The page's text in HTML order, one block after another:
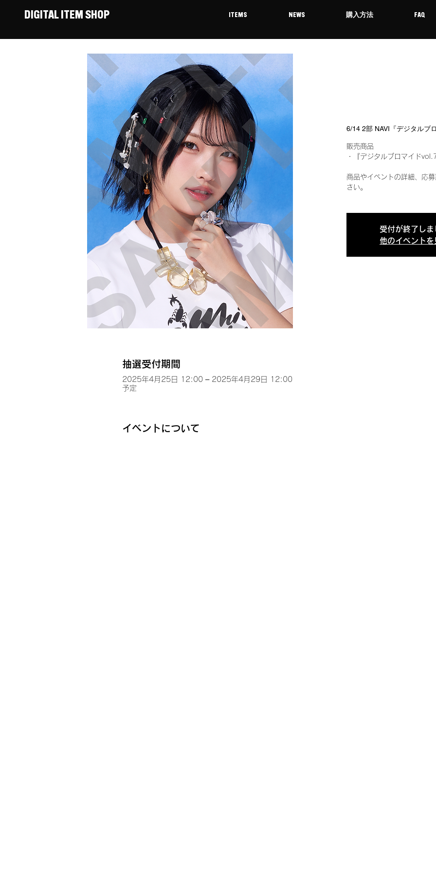
DIGITAL ITEM SHOP ITEMS NEWS 購入方法 FAQ
6/14 2部 NAVI『デジタルブ
販売商品
・『デジタルブロマイド
商品やイベントの詳細、応
さい。
受付が終了しま
他のイベントを
抽選受付期間
2025年4月25日 12:00 – 2025年4月29日 12:00
予定
イベントについて